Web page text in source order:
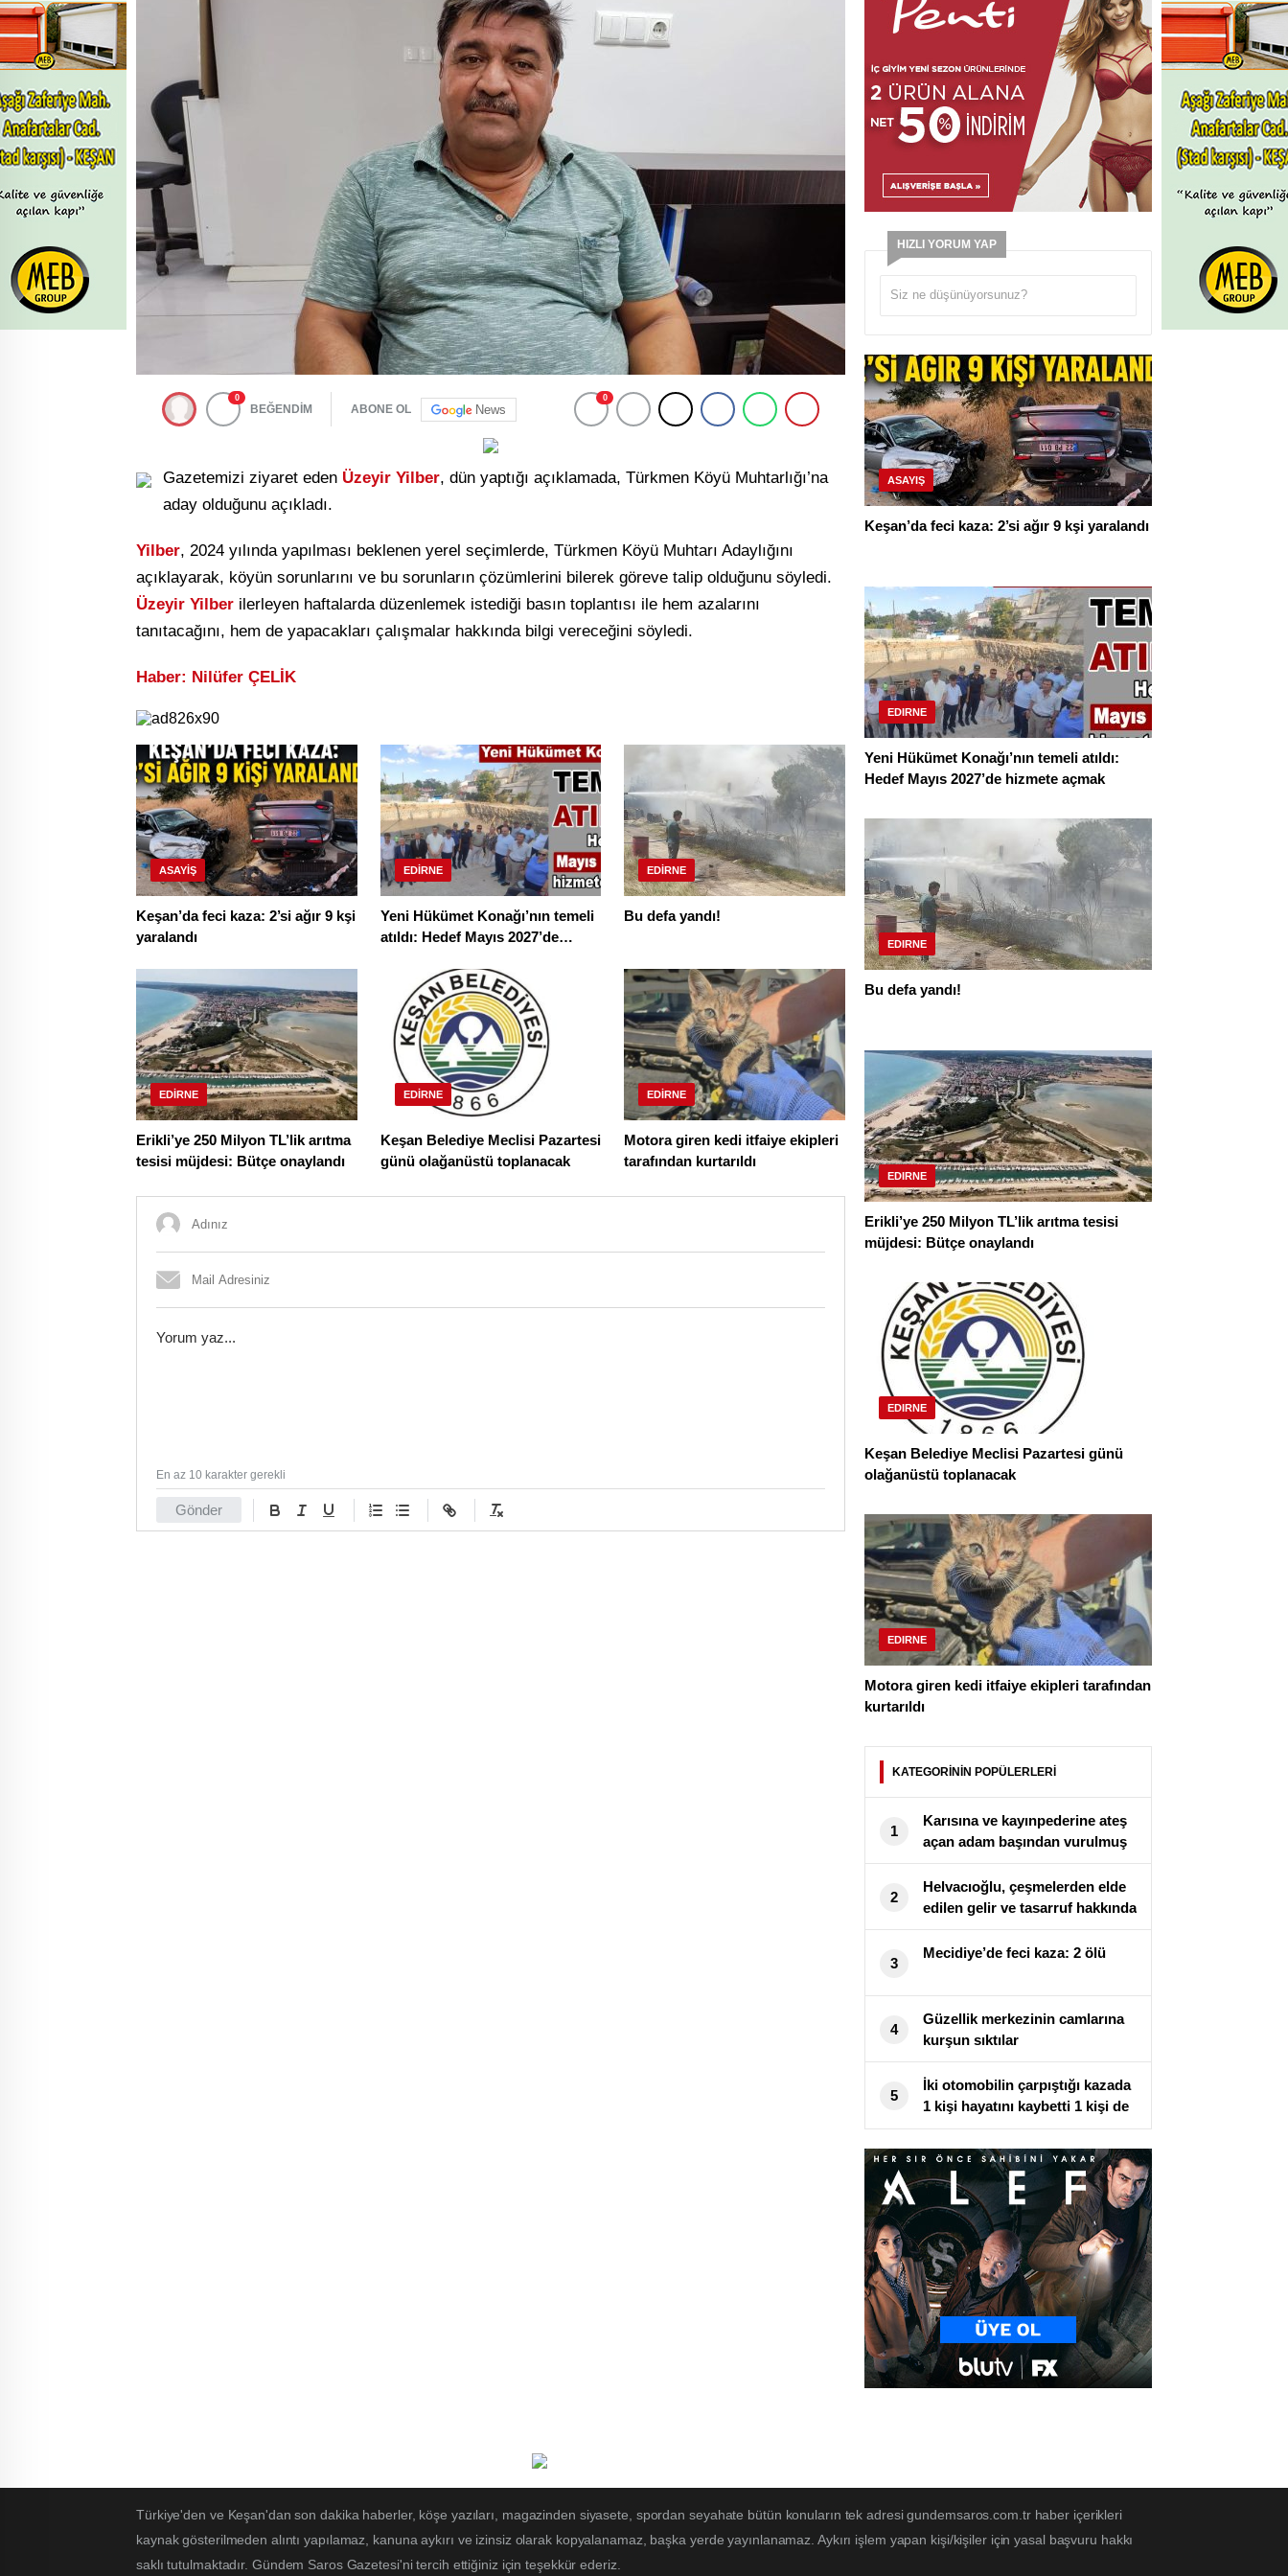
0
BEĞENDİM ABONE OL News
0
Gazetemizi ziyaret eden Üzeyir Yilber, dün yaptığı açıklamada, Türkmen Köyü Muhtarlığı’na
aday olduğunu açıkladı.
Yilber, 2024 yılında yapılması beklenen yerel seçimlerde, Türkmen Köyü Muhtarı Adaylığını
açıklayarak, köyün sorunlarını ve bu sorunların çözümlerini bilerek göreve talip olduğunu söyledi.
Üzeyir Yilber ilerleyen haftalarda düzenlemek istediği basın toplantısı ile hem azalarını
tanıtacağını, hem de yapacakları çalışmalar hakkında bilgi vereceğini söyledi.
Haber: Nilüfer ÇELİK
ASAYIŞ
Keşan’da feci kaza: 2’si ağır 9 kşi
yaralandı
EDIRNE
Yeni Hükümet Konağı’nın temeli
atıldı: Hedef Mayıs 2027’de
EDIRNE
Bu defa yandı!
EDIRNE
Erikli’ye 250 Milyon TL’lik arıtma
tesisi müjdesi: Bütçe onaylandı
EDIRNE
Keşan Belediye Meclisi Pazartesi
günü olağanüstü toplanacak
EDIRNE
Motora giren kedi itfaiye ekipleri
tarafından kurtarıldı
Gönder
En az 10 karakter gerekli
HIZLI YORUM YAP
ASAYIŞ
Keşan’da feci kaza: 2’si ağır 9 kşi yaralandı
EDIRNE
Yeni Hükümet Konağı’nın temeli atıldı:
Hedef Mayıs 2027’de hizmete açmak
EDIRNE
Bu defa yandı!
EDIRNE
Erikli’ye 250 Milyon TL’lik arıtma tesisi
müjdesi: Bütçe onaylandı
EDIRNE
Keşan Belediye Meclisi Pazartesi günü
olağanüstü toplanacak
EDIRNE
Motora giren kedi itfaiye ekipleri tarafından
kurtarıldı
KATEGORİNİN POPÜLERLERİ
1
Karısına ve kayınpederine ateş
açan adam başından vurulmuş
halde bulundu
2
Helvacıoğlu, çeşmelerden elde
edilen gelir ve tasarruf hakkında
açıklama yaptı: “Hayır
çeşmelerinden 200 öğrenciye
3
Mecidiye’de feci kaza: 2 ölü
4
Güzellik merkezinin camlarına
kurşun sıktılar
5
İki otomobilin çarpıştığı kazada
1 kişi hayatını kaybetti 1 kişi de
yaralandı
Türkiye'den ve Keşan'dan son dakika haberler, köşe yazıları, magazinden siyasete, spordan seyahate bütün konuların tek adresi gundemsaros.com.tr haber içerikleri
kaynak gösterilmeden alıntı yapılamaz, kanuna aykırı ve izinsiz olarak kopyalanamaz, başka yerde yayınlanamaz. Aykırı işlem yapan kişi/kişiler için yasal başvuru hakkı
saklı tutulmaktadır. Gündem Saros Gazetesi'ni tercih ettiğiniz için teşekkür ederiz.